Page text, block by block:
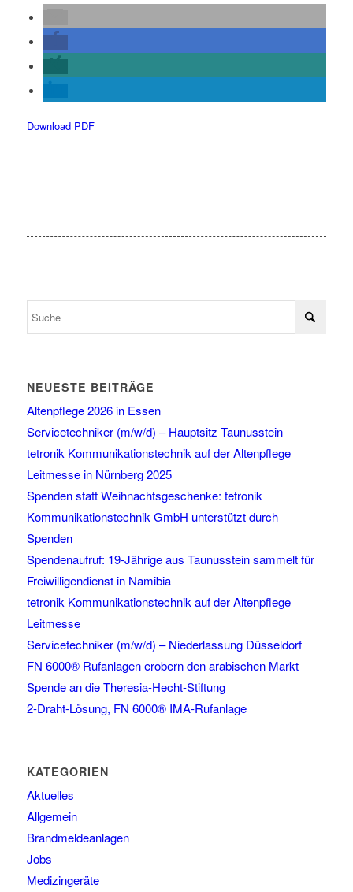
Download PDF
NEUESTE BEITRÄGE
Altenpflege 2026 in Essen
Servicetechniker (m/w/d) – Hauptsitz Taunusstein
tetronik Kommunikationstechnik auf der Altenpflege
Leitmesse in Nürnberg 2025
Spenden statt Weihnachtsgeschenke: tetronik
Kommunikationstechnik GmbH unterstützt durch
Spenden
Spendenaufruf: 19-Jährige aus Taunusstein sammelt für
Freiwilligendienst in Namibia
tetronik Kommunikationstechnik auf der Altenpflege
Leitmesse
Servicetechniker (m/w/d) – Niederlassung Düsseldorf
FN 6000® Rufanlagen erobern den arabischen Markt
Spende an die Theresia-Hecht-Stiftung
2-Draht-Lösung, FN 6000® IMA-Rufanlage
KATEGORIEN
Aktuelles
Allgemein
Brandmeldeanlagen
Jobs
Medizingeräte